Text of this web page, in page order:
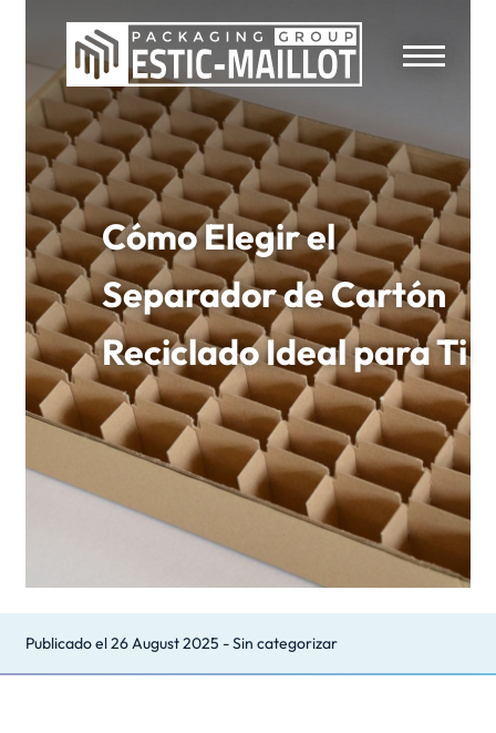
Cómo Elegir el
Separador de Cartón
Reciclado Ideal para Ti
Publicado el26 August 2025 -Sin categorizar